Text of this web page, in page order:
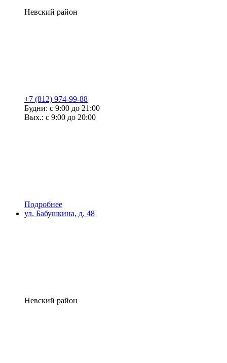
Невский район
+7 (812) 974-99-88
Будни: с 9:00 до 21:00
Вых.: с 9:00 до 20:00
Подробнее
ул. Бабушкина, д. 48
Невский район